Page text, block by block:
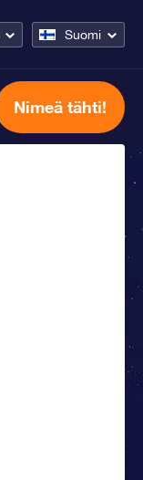
Suomi
Nimeä tähti!